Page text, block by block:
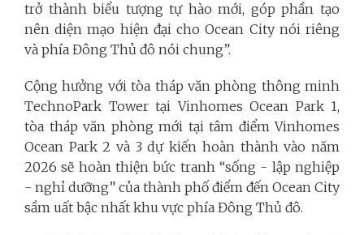
trở thành biểu tượng tự hào mới, góp phần tạo
nên diện mạo hiện đại cho Ocean City nói riêng
và phía Đông Thủ đô nói chung”.
Cộng hưởng với tòa tháp văn phòng thông minh
TechnoPark Tower tại Vinhomes Ocean Park 1,
tòa tháp văn phòng mới tại tâm điểm Vinhomes
Ocean Park 2 và 3 dự kiến hoàn thành vào năm
2026 sẽ hoàn thiện bức tranh “sống - lập nghiệp
- nghỉ dưỡng” của thành phố điểm đến Ocean City
sầm uất bậc nhất khu vực phía Đông Thủ đô.